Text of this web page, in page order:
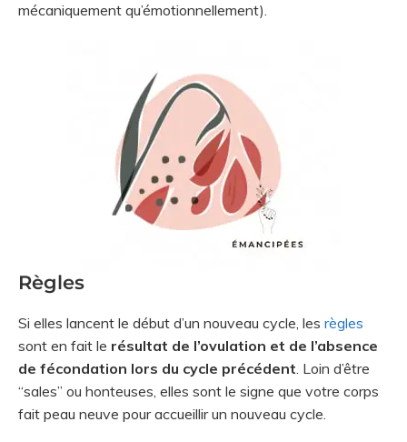
mécaniquement qu’émotionnellement).
Règles
Si elles lancent le début d’un nouveau cycle, les règles
sont en fait le résultat de l’ovulation et de l’absence
de fécondation lors du cycle précédent . Loin d’être
“sales” ou honteuses, elles sont le signe que votre corps
fait peau neuve pour accueillir un nouveau cycle.